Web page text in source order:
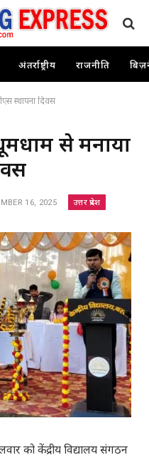
अंतर्राष्ट्रीय राजनीति
स्थापना दिवस
से मनाया
16, 2025 उत्तर प्रदेश
को केंद्रीय विद्यालय संगठन